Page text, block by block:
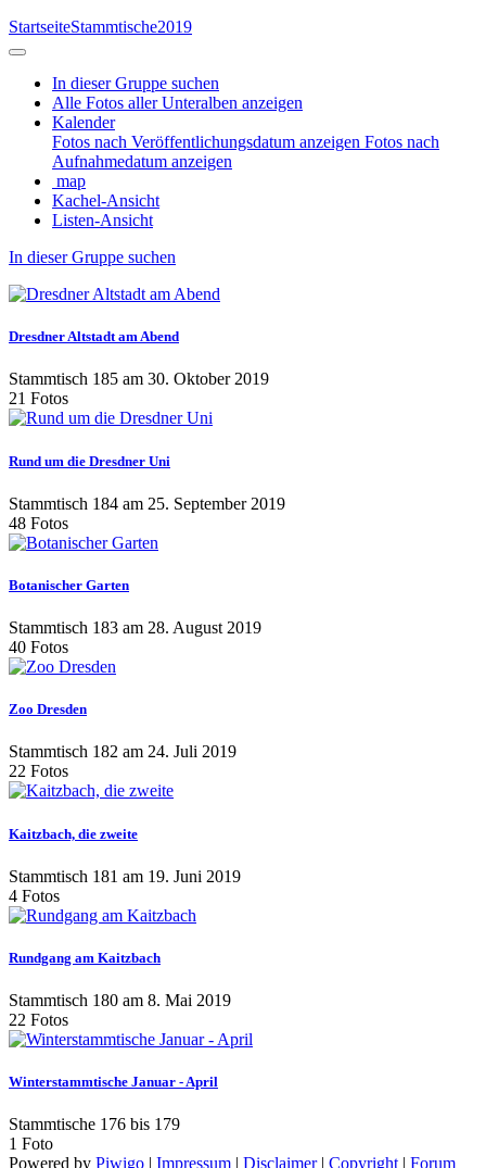
StartseiteStammtische2019
In dieser Gruppe suchen
Alle Fotos aller Unteralben anzeigen
Kalender
Fotos nach Veröffentlichungsdatum anzeigen Fotos nach
Aufnahmedatum anzeigen
map
Kachel-Ansicht
Listen-Ansicht
In dieser Gruppe suchen
Dresdner Altstadt am Abend
Stammtisch 185 am 30. Oktober 2019
21 Fotos
Rund um die Dresdner Uni
Stammtisch 184 am 25. September 2019
48 Fotos
Botanischer Garten
Stammtisch 183 am 28. August 2019
40 Fotos
Zoo Dresden
Stammtisch 182 am 24. Juli 2019
22 Fotos
Kaitzbach, die zweite
Stammtisch 181 am 19. Juni 2019
4 Fotos
Rundgang am Kaitzbach
Stammtisch 180 am 8. Mai 2019
22 Fotos
Winterstammtische Januar - April
Stammtische 176 bis 179
1 Foto
Powered by Piwigo | Impressum | Disclaimer| Copyright | Forum